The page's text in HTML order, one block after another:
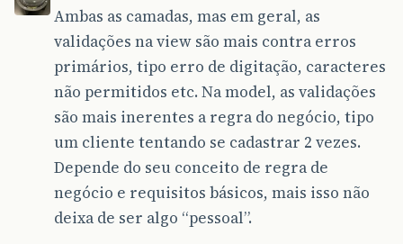
Ambas as camadas, mas em geral, as
validações na view são mais contra erros
primários, tipo erro de digitação, caracteres
não permitidos etc. Na model, as validações
são mais inerentes a regra do negócio, tipo
um cliente tentando se cadastrar 2 vezes.
Depende do seu conceito de regra de
negócio e requisitos básicos, mais isso não
deixa de ser algo “pessoal”.